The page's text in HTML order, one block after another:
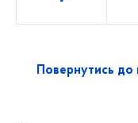
Повернутись до